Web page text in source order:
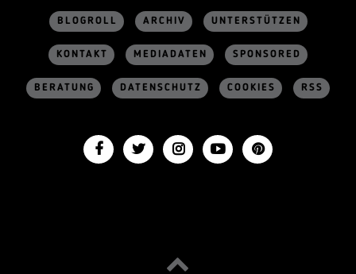
BLOGROLL ARCHIV UNTERSTÜTZEN
KONTAKT MEDIADATEN SPONSORED
BERATUNG DATENSCHUTZ COOKIES RSS